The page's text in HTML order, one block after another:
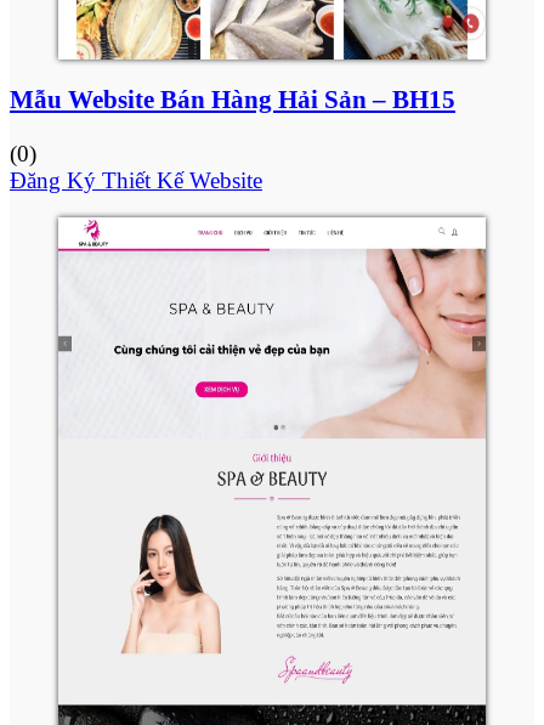
Mẫu Website Bán Hàng Hải Sản – BH15
(0)
Đăng Ký Thiết Kế Website